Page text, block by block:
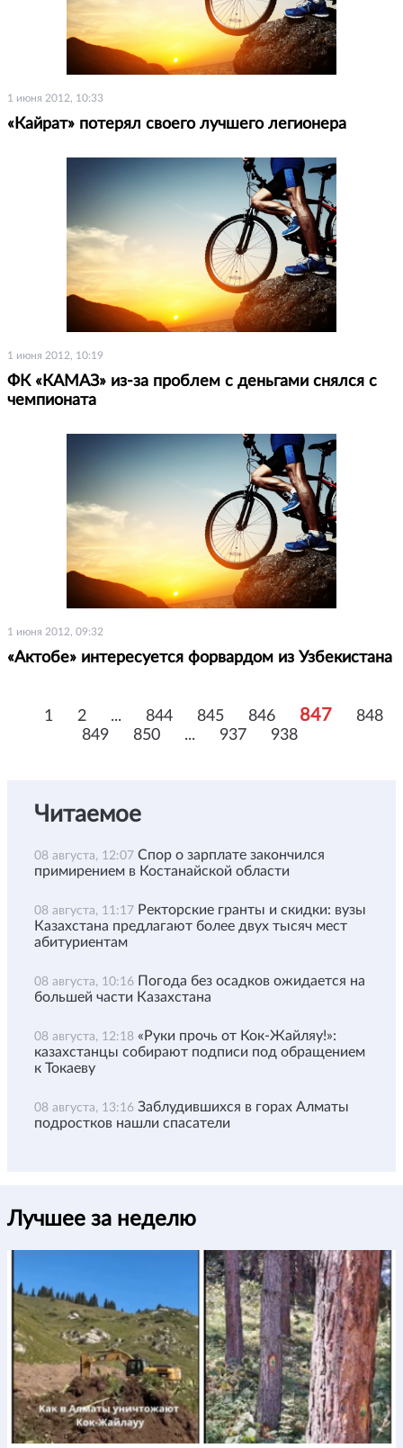
1 июня 2012, 10:33
«Кайрат» потерял своего лучшего легионера
1 июня 2012, 10:19
ФК «КАМАЗ» из-за проблем с деньгами снялся с
чемпионата
1 июня 2012, 09:32
«Актобе» интересуется форвардом из Узбекистана
1 2 ... 844 845 846 847
848
849
850 ... 937 938
Читаемое
08 августа, 12:07 Спор о зарплате закончился
примирением в Костанайской области
08 августа, 11:17 Ректорские гранты и скидки: вузы
Казахстана предлагают более двух тысяч мест
абитуриентам
08 августа, 10:16 Погода без осадков ожидается на
большей части Казахстана
08 августа, 12:18 «Руки прочь от Кок-Жайляу!»:
казахстанцы собирают подписи под обращением
к Токаеву
08 августа, 13:16 Заблудившихся в горах Алматы
подростков нашли спасатели
Лучшее за неделю